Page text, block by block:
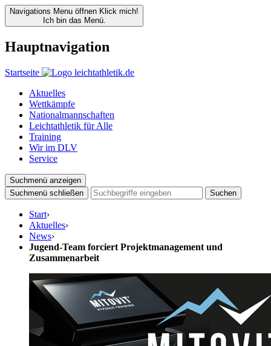
Navigations Menu öffnen Klick mich!
Ich bin das Menü.
Hauptnavigation
Startseite
Aktuelles
Wettkämpfe
Nationalmannschaften
Leichtathletik für Alle
Training
Wir im DLV
Service
Suchmenü anzeigen
Suchmenü schließen
Suchen
Start›
Aktuelles›
News›
Jugend-Team forciert Projektmanagement und
Zusammenarbeit